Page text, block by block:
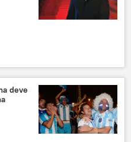
farpas
Turquia
Erdogan
deve